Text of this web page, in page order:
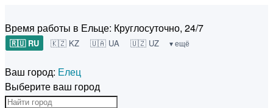
Время работы в Ельце: Круглосуточно, 24/7
🇷🇺 RU 🇰🇿 KZ 🇺🇦 UA 🇺🇿 UZ ▾ ещё
Ваш город: Елец
Выберите ваш город